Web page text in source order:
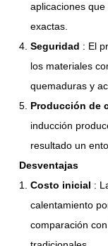
aplicaciones
exactas.
Seguridad : El
los materiales
quemaduras y
Producción de
inducción
resultado un
Desventajas
Costo inicial :
calentamiento
comparación